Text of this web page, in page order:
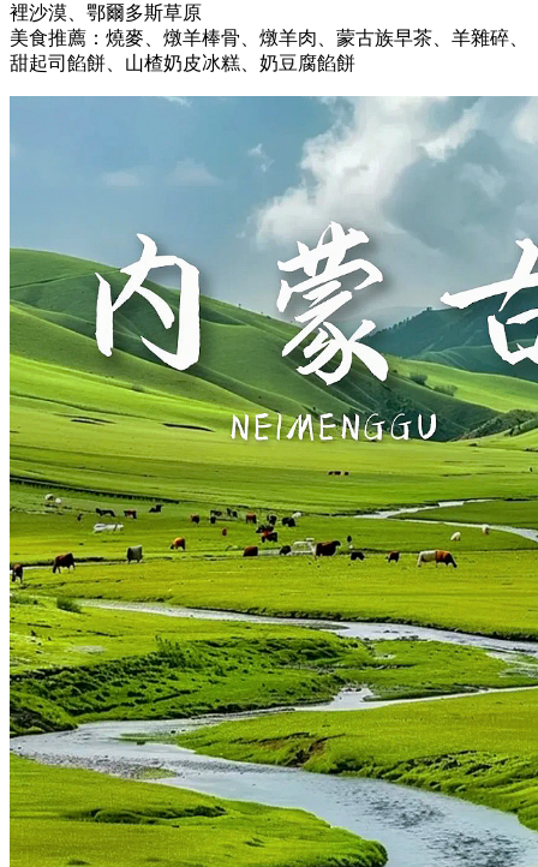
裡沙漠、鄂爾多斯草原
美食推薦：燒麥、燉羊棒骨、燉羊肉、蒙古族早茶、羊雜碎、
甜起司餡餅、山楂奶皮冰糕、奶豆腐餡餅